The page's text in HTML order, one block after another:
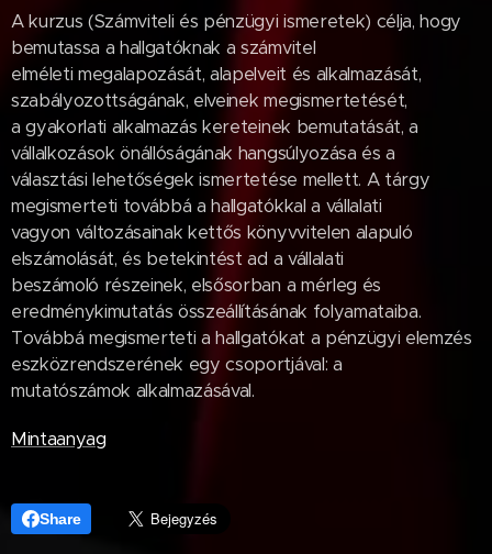
A kurzus (Számviteli és pénzügyi ismeretek) célja, hogy
bemutassa a hallgatóknak a számvitel
elméleti megalapozását, alapelveit és alkalmazását,
szabályozottságának, elveinek megismertetését,
a gyakorlati alkalmazás kereteinek bemutatását, a
vállalkozások önállóságának hangsúlyozása és a
választási lehetőségek ismertetése mellett. A tárgy
megismerteti továbbá a hallgatókkal a vállalati
vagyon változásainak kettős könyvvitelen alapuló
elszámolását, és betekintést ad a vállalati
beszámoló részeinek, elsősorban a mérleg és
eredménykimutatás összeállításának folyamataiba.
Továbbá megismerteti a hallgatókat a pénzügyi elemzés
eszközrendszerének egy csoportjával: a
mutatószámok alkalmazásával.
Mintaanyag
Share